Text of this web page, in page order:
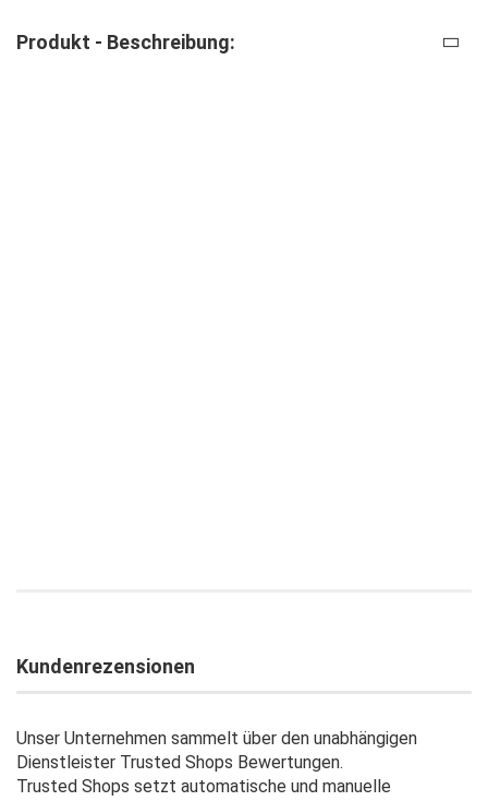
Produkt - Beschreibung:
Kundenrezensionen
Unser Unternehmen sammelt über den unabhängigen
Dienstleister Trusted Shops Bewertungen.
Trusted Shops setzt automatische und manuelle